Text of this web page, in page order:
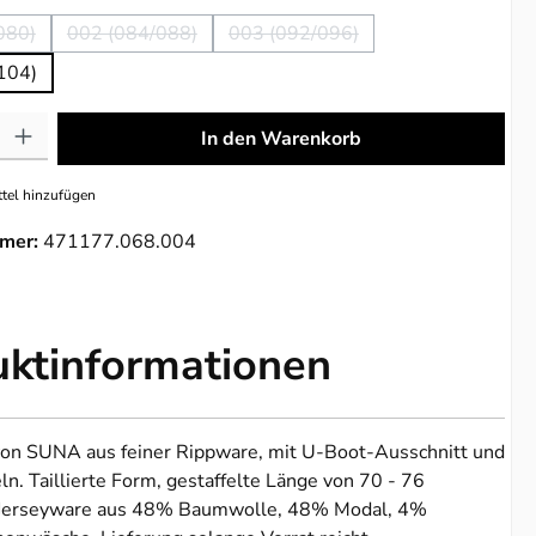
Option ist zurzeit nicht verfügbar.)
002 (084/088)(Diese Option ist zurzeit nicht verfügbar.)
003 (092/096)(Diese Option ist zurzeit nicht
Gib den gewünschten Wert ein oder benutze die Schaltflächen um
In den Warenkorb
hinzufügen
471177.068.004
SUNA aus feiner Rippware, mit U-Boot-Ausschnitt und
Taillierte Form, gestaffelte Länge von 70 - 76
aus 48% Baumwolle, 48% Modal, 4%